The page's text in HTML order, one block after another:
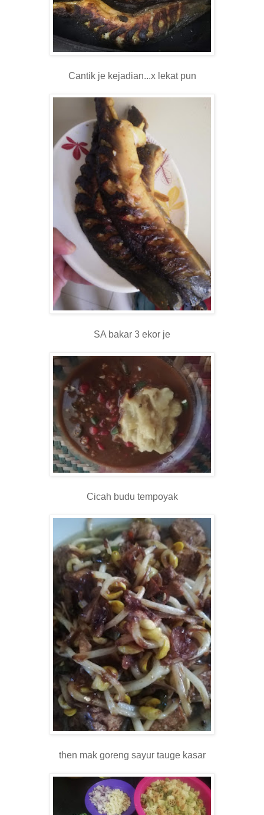
Cantik je kejadian...x lekat pun
SA bakar 3 ekor je
Cicah budu tempoyak
then mak goreng sayur tauge kasar